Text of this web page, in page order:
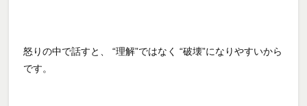
怒りの中で話すと、 “理解”ではなく “破壊”になりやすいから
です。